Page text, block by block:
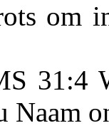
om
31:4
Naam